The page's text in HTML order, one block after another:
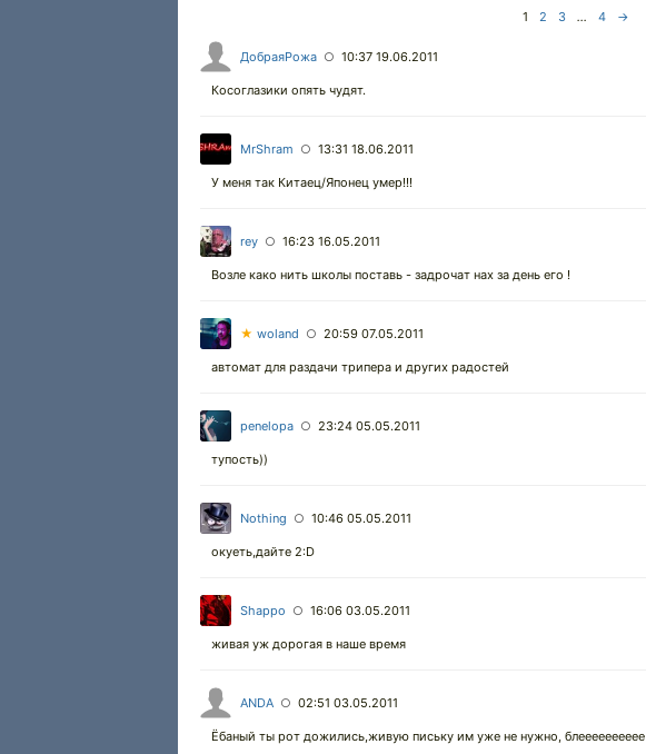
1 2 3 ... 4 →
ДобраяРожа ○ 10:37 19.06.2011
Косоглазики опять чудят.
MrShram ○ 13:31 18.06.2011
У меня так Китаец/Японец умер!!!
rey ○ 16:23 16.05.2011
Возле како нить школы поставь - задрочат нах за день его !
★ woland ○ 20:59 07.05.2011
автомат для раздачи трипера и других радостей
penelopa ○ 23:24 05.05.2011
тупость))
Nothing ○ 10:46 05.05.2011
окуеть,дайте 2:D
Shappo ○ 16:06 03.05.2011
живая уж дорогая в наше время
ANDA ○ 02:51 03.05.2011
Ёбаный ты рот дожились,живую письку им уже не нужно, блееееееееее